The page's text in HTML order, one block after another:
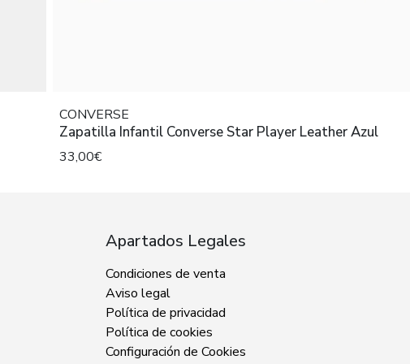
CONVERSE
Zapatilla Infantil Converse Star Player Leather Azul
33,00€
Apartados Legales
Condiciones de venta
Aviso legal
Política de privacidad
Política de cookies
Configuración de Cookies